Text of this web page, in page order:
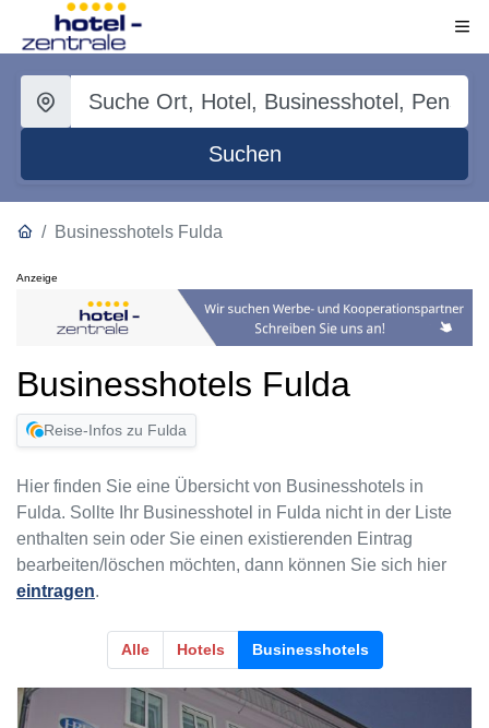
Suchen
Businesshotels Fulda
Anzeige
Businesshotels Fulda
Reise-Infos zu Fulda
Hier finden Sie eine Übersicht von Businesshotels in
Fulda. Sollte Ihr Businesshotel in Fulda nicht in der Liste
enthalten sein oder Sie einen existierenden Eintrag
bearbeiten/löschen möchten, dann können Sie sich hier
eintragen.
Alle Hotels Businesshotels